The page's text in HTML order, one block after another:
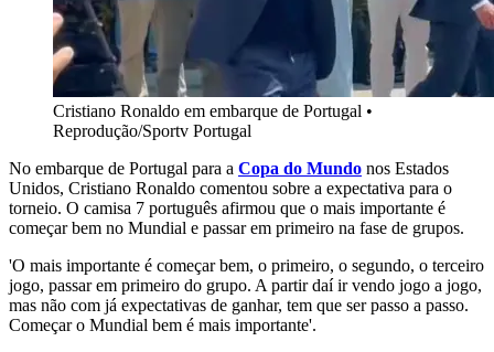
Cristiano Ronaldo em embarque de Portugal •
Reprodução/Sportv Portugal
No embarque de Portugal para a Copa do Mundo nos Estados
Unidos, Cristiano Ronaldo comentou sobre a expectativa para o
torneio. O camisa 7 português afirmou que o mais importante é
começar bem no Mundial e passar em primeiro na fase de grupos.
'O mais importante é começar bem, o primeiro, o segundo, o terceiro
jogo, passar em primeiro do grupo. A partir daí ir vendo jogo a jogo,
mas não com já expectativas de ganhar, tem que ser passo a passo.
Começar o Mundial bem é mais importante'.